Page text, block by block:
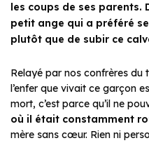
les coups de ses parents.
petit ange qui a préféré
plutôt que de subir ce
Relayé par nos confrères du
l’enfer que vivait ce garçon
mort, c’est parce qu’il ne
où il était constamment
mère sans cœur. Rien ni